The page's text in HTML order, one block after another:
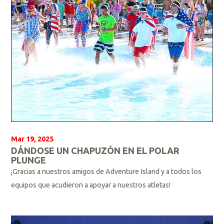
Mar 19, 2025
DÁNDOSE UN CHAPUZÓN EN EL POLAR
PLUNGE
¡Gracias a nuestros amigos de Adventure Island y a todos los
equipos que acudieron a apoyar a nuestros atletas!
L